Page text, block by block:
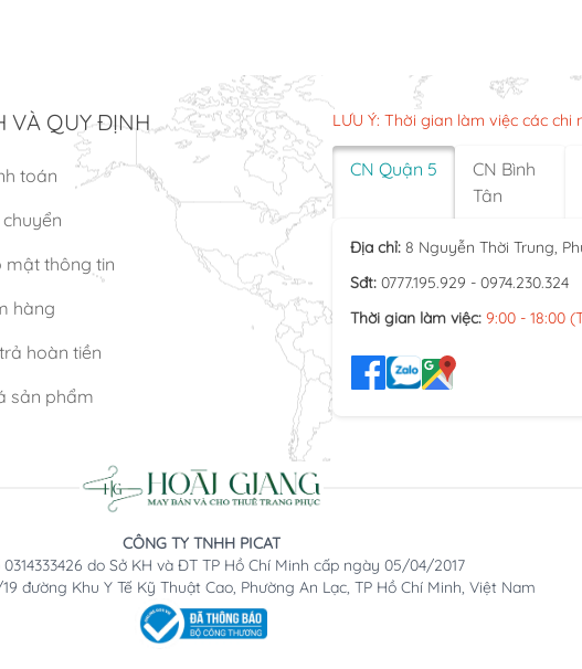
VÀ QUY ĐỊNH
toán
mật thông tin
hàng
hoàn tiền
sản phẩm
LƯU Ý: Thời gian làm việc các
CN Quận 5
CN Bình
Tân
Địa chỉ: 8 Nguyễn Thời Trung,
Sđt: 0777.195.929 - 0974.230.324
Thời gian làm việc: 9:00 - 18:00
CÔNG TY TNHH PICAT
0314333426 do Sở KH và ĐT TP Hồ Chí Minh cấp ngày 05/04/2017
đường Khu Y Tế Kỹ Thuật Cao, Phường An Lạc, TP Hồ Chí Minh, Việt Nam